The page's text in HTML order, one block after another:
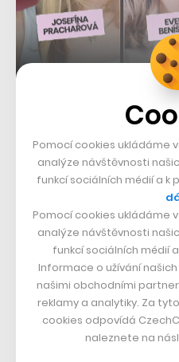
Koncem loňska se tržby
mezi 50 až 250 miliony
meziměsíčně roste o
navíc od CzechCrunche
v kategorii mladý startup
Pomocí cookies ukládáme
analýze návštěvnosti
funkcí sociálních médií a k
Pomocí cookies ukládáme
analýze návštěvnosti
funkcí sociálních médií
Informace o užívání
našimi obchodními
reklamy a analytiky. Za
cookies odpovídá
naleznete na